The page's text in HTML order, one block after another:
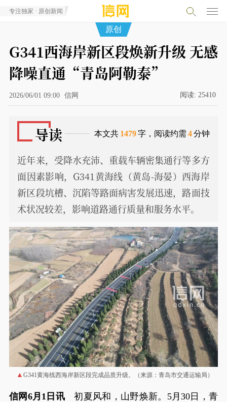
专注独家 · 原创新闻
原创
G341西海岸新区段焕新升级 无感
降噪直通“青岛阿勒泰”
2026/06/01 09:00 信网 阅读: 25410
导读 本文共 1479字，阅读约需 4分钟
近年来，受降水充沛、重载车辆密集通行等多方
面因素影响，G341黄海线（黄岛-海晏）西海岸
新区段坑槽、沉陷等路面病害发展迅速，路面技
术状况较差，影响道路通行质量和服务水平。
G341黄海线西海岸新区段完成品质升级。（来源：青岛市交通运输局）
信网6月1日讯 初夏风和，山野焕新。5月30日，青